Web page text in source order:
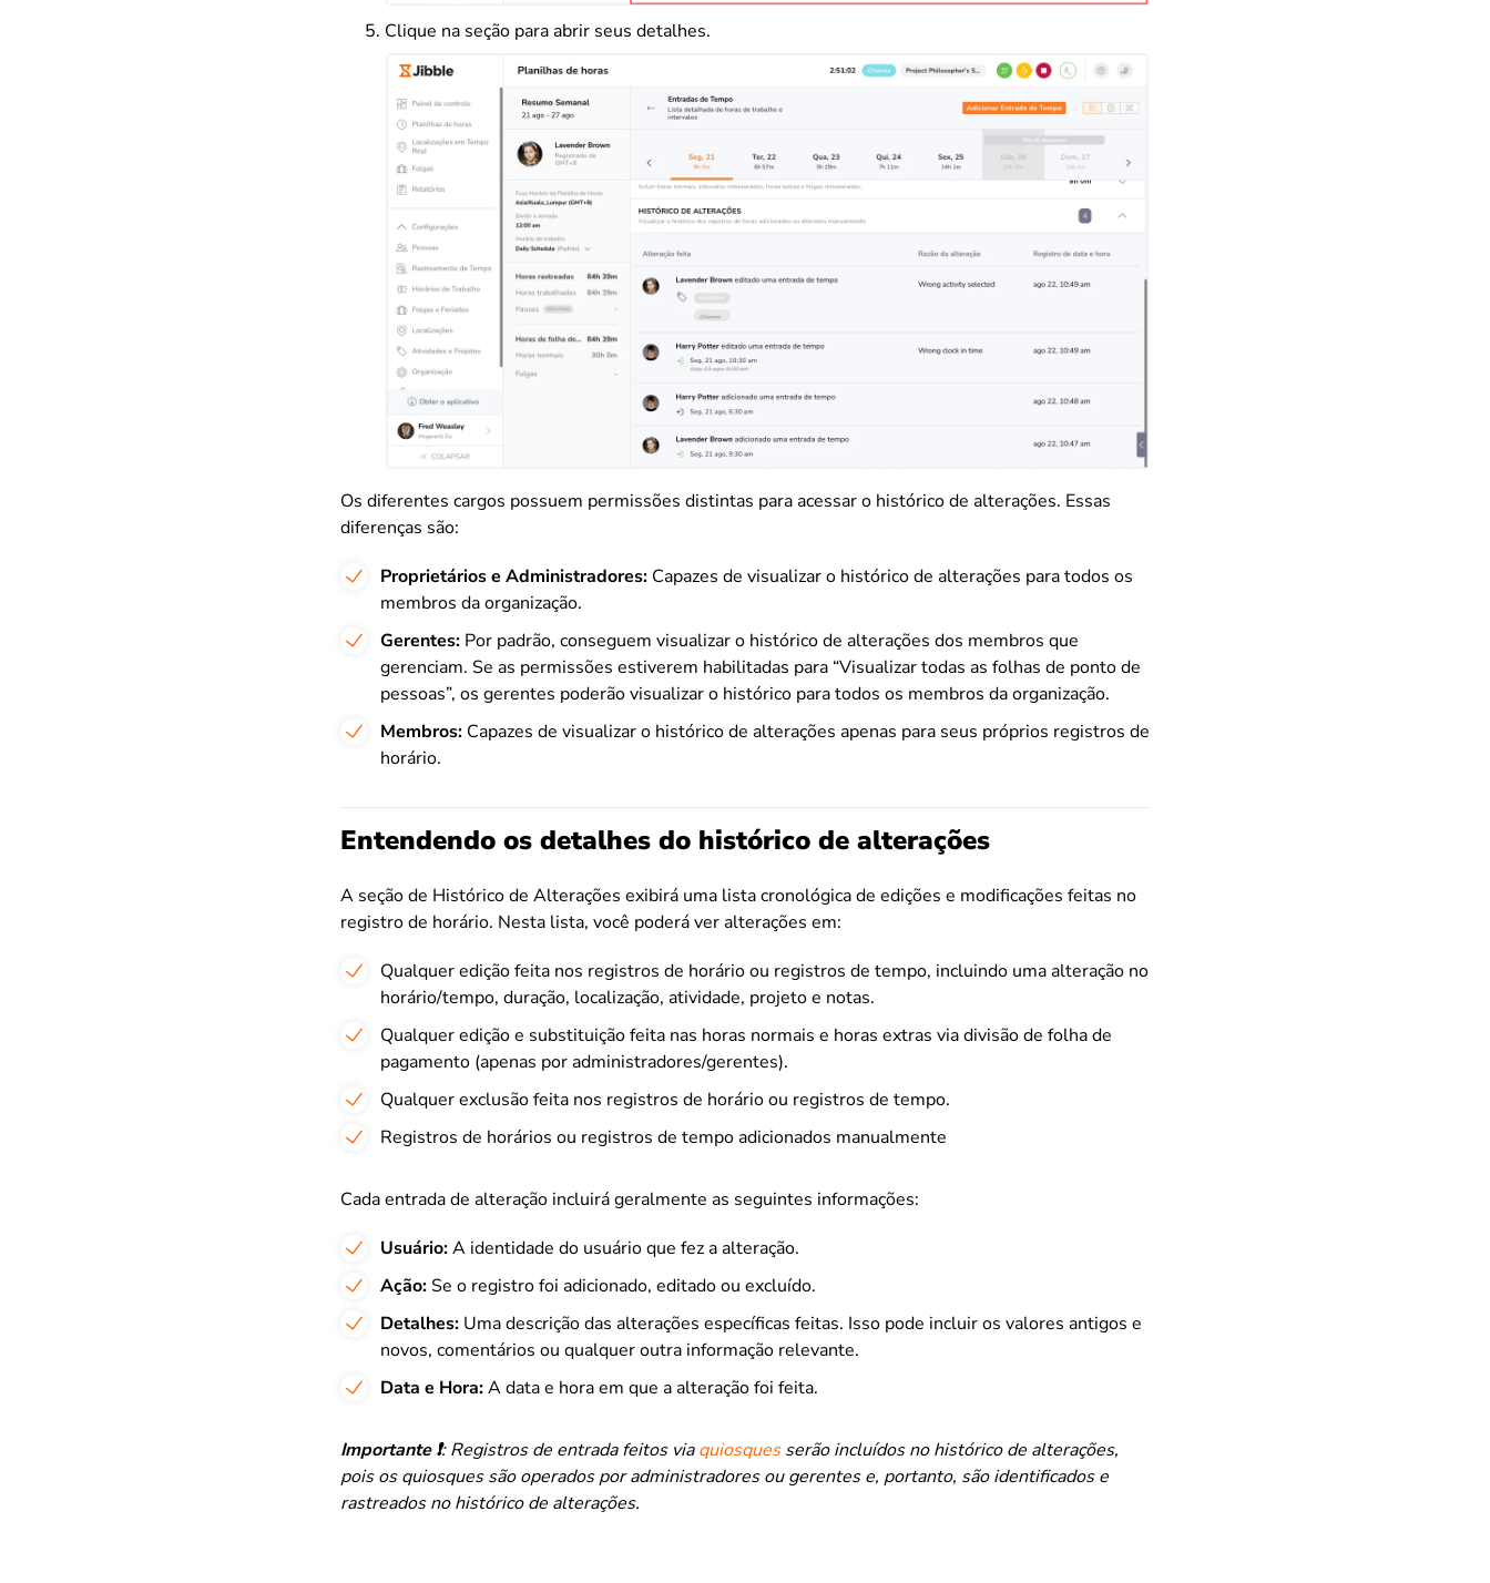
Clique na seção para abrir seus detalhes.
Os diferentes cargos possuem permissões distintas para acessar o histórico de alterações. Essas
diferenças são:
Proprietários e Administradores: Capazes de visualizar o histórico de alterações para todos os
membros da organização.
Gerentes: Por padrão, conseguem visualizar o histórico de alterações dos membros que
gerenciam. Se as permissões estiverem habilitadas para “Visualizar todas as folhas de ponto de
pessoas”, os gerentes poderão visualizar o histórico para todos os membros da organização.
Membros: Capazes de visualizar o histórico de alterações apenas para seus próprios registros de
horário.
Entendendo os detalhes do histórico de alterações
A seção de Histórico de Alterações exibirá uma lista cronológica de edições e modificações feitas no
registro de horário. Nesta lista, você poderá ver alterações em:
Qualquer edição feita nos registros de horário ou registros de tempo, incluindo uma alteração no
horário/tempo, duração, localização, atividade, projeto e notas.
Qualquer edição e substituição feita nas horas normais e horas extras via divisão de folha de
pagamento (apenas por administradores/gerentes).
Qualquer exclusão feita nos registros de horário ou registros de tempo.
Registros de horários ou registros de tempo adicionados manualmente
Cada entrada de alteração incluirá geralmente as seguintes informações:
Usuário:A identidade do usuário que fez a alteração.
Ação: Se o registro foi adicionado, editado ou excluído.
Detalhes: Uma descrição das alterações específicas feitas. Isso pode incluir os valores antigos e
novos, comentários ou qualquer outra informação relevante.
Data e Hora:A data e hora em que a alteração foi feita.
Importante❗: Registros de entrada feitos viaquiosquesserão incluídos no histórico de alterações,
pois os quiosques são operados por administradores ou gerentes e, portanto, são identificados e
rastreados no histórico de alterações.